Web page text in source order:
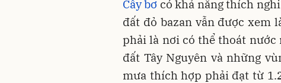
Cây bơ có khả năng thích
đất đỏ bazan vẫn được xem
phải là nơi có thể thoát
đất Tây Nguyên và những
mưa thích hợp phải đạt từ